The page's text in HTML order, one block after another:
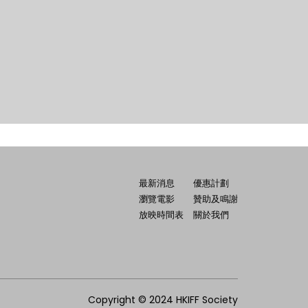
最新消息
瀏覽電影
放映時間表
優惠計劃
贊助及鳴謝
關於我們
Copyright © 2024 HKIFF Society